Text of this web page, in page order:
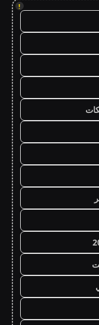
!